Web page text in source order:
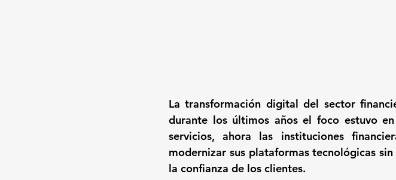
La transformación digital del sector
durante los últimos años el foco estuvo
servicios, ahora las instituciones
modernizar sus plataformas tecnológicas
la confianza de los clientes.